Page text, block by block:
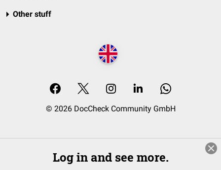
Other stuff
© 2026 DocCheck Community GmbH
Log in and see more.